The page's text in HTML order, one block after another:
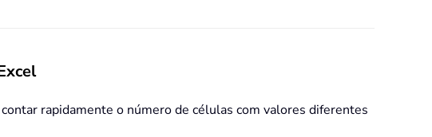
rapidamente o número de células com valores diferentes